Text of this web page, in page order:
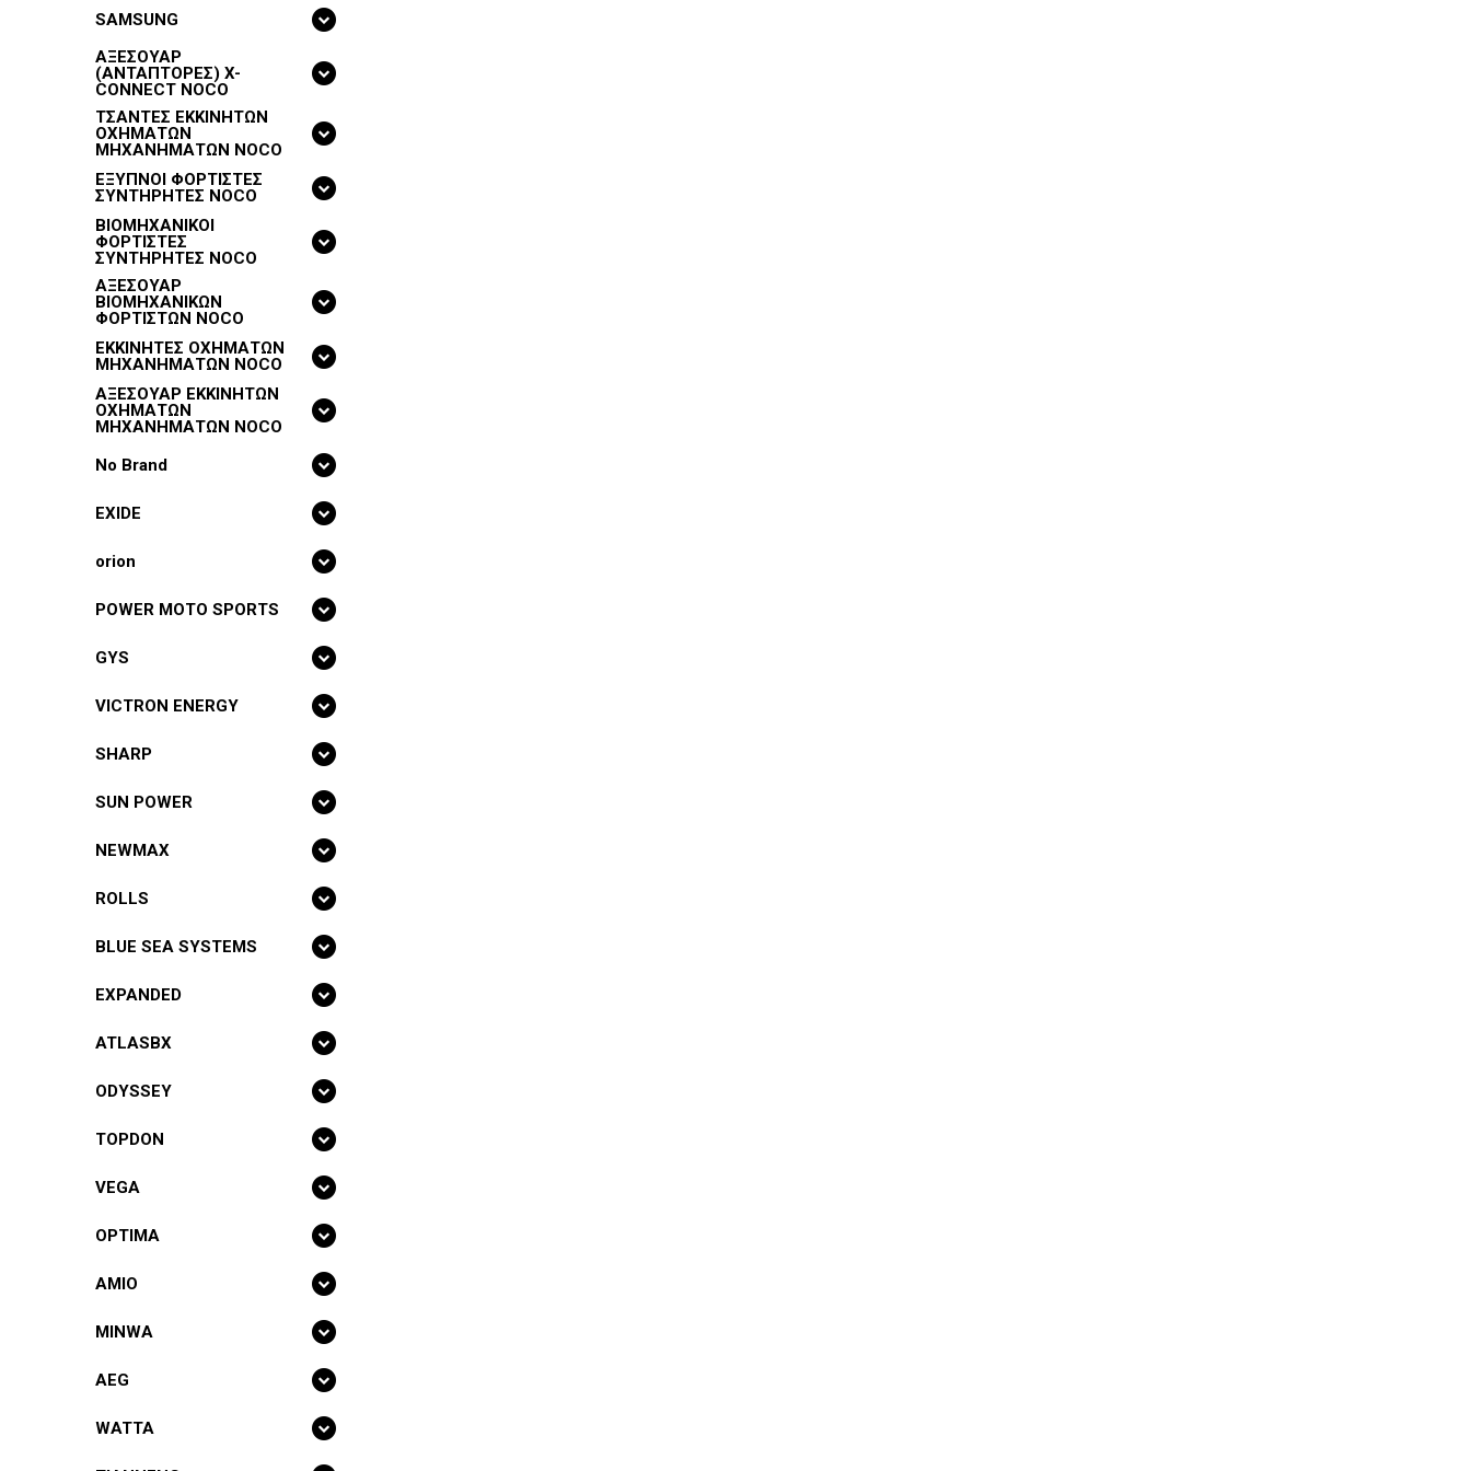
SAMSUNG
ΑΞΕΣΟΥΑΡ
(ΑΝΤΑΠΤΟΡΕΣ) X-
CONNECT NOCO
ΤΣΑΝΤΕΣ ΕΚΚΙΝΗΤΩΝ
ΟΧΗΜΑΤΩΝ
ΜΗΧΑΝΗΜΑΤΩΝ NOCO
ΕΞΥΠΝΟΙ ΦΟΡΤΙΣΤΕΣ
ΣΥΝΤΗΡΗΤΕΣ NOCO
ΒΙΟΜΗΧΑΝΙΚΟΙ
ΦΟΡΤΙΣΤΕΣ
ΣΥΝΤΗΡΗΤΕΣ NOCO
ΑΞΕΣΟΥΑΡ
ΒΙΟΜΗΧΑΝΙΚΩΝ
ΦΟΡΤΙΣΤΩΝ NOCO
ΕΚΚΙΝΗΤΕΣ ΟΧΗΜΑΤΩΝ
ΜΗΧΑΝΗΜΑΤΩΝ NOCO
ΑΞΕΣΟΥΑΡ ΕΚΚΙΝΗΤΩΝ
ΟΧΗΜΑΤΩΝ
ΜΗΧΑΝΗΜΑΤΩΝ NOCO
No Brand
EXIDE
orion
POWER MOTO SPORTS
GYS
VICTRON ENERGY
SHARP
SUN POWER
NEWMAX
ROLLS
BLUE SEA SYSTEMS
EXPANDED
ATLASBX
ODYSSEY
TOPDON
VEGA
OPTIMA
AMIO
MINWA
AEG
WATTA